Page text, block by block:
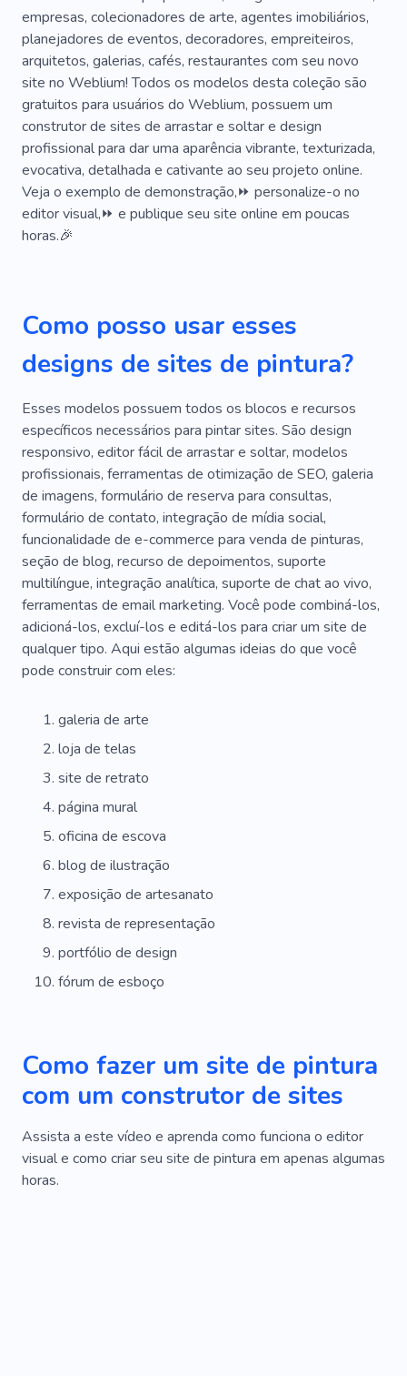
Trabalhar
Cosméticos
Esmalte Em Gel
Depilação De Sobrancelha
Extensões De Cílios
Microblading
Depilação
Vermelho
Envernizamento
Colorido
Grafite Foto
Vanguarda
Professor
Oficina
Ilustração
Carpintaria
Portas
Caravaggio
Esculturas
Antigo Barroco
Exclusivo
Alta Qualidade
Equipamento
Eletricista
Consulta
Arte
Conserto De Telefone
Cuidador
Pessoal Boticário
Corpo
Plástico De Contorno
Creme
Máscara Facial
Vitaminas Pílula
Preto
Caixa De Cosméticos
Goma-laca
Garotas
Cabelo
Olhos Pintar
Hena
Tom De Pele
Pedicure
Gellak
Cuidados Com O Cabelo
Técnico
Estilista
Horóscopo
empresas, colecionadores de arte, agentes imobiliários,
planejadores de eventos, decoradores, empreiteiros,
arquitetos, galerias, cafés, restaurantes com seu novo
site no Weblium! Todos os modelos desta coleção são
gratuitos para usuários do Weblium, possuem um
construtor de sites de arrastar e soltar e design
profissional para dar uma aparência vibrante, texturizada,
evocativa, detalhada e cativante ao seu projeto online.
Veja o exemplo de demonstração,⏩ personalize-o no
editor visual,⏩ e publique seu site online em poucas
horas.🎉
Como posso usar esses
designs de sites de pintura?
Esses modelos possuem todos os blocos e recursos
específicos necessários para pintar sites. São design
responsivo, editor fácil de arrastar e soltar, modelos
profissionais, ferramentas de otimização de SEO, galeria
de imagens, formulário de reserva para consultas,
formulário de contato, integração de mídia social,
funcionalidade de e-commerce para venda de pinturas,
seção de blog, recurso de depoimentos, suporte
multilíngue, integração analítica, suporte de chat ao vivo,
ferramentas de email marketing. Você pode combiná-los,
adicioná-los, excluí-los e editá-los para criar um site de
qualquer tipo. Aqui estão algumas ideias do que você
pode construir com eles:
galeria de arte
loja de telas
site de retrato
página mural
oficina de escova
blog de ilustração
exposição de artesanato
revista de representação
portfólio de design
fórum de esboço
Como fazer um site de pintura
com um construtor de sites
Assista a este vídeo e aprenda como funciona o editor
visual e como criar seu site de pintura em apenas algumas
horas.